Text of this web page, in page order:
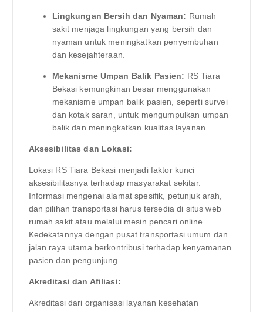
Lingkungan Bersih dan Nyaman: Rumah
sakit menjaga lingkungan yang bersih dan
nyaman untuk meningkatkan penyembuhan
dan kesejahteraan.
Mekanisme Umpan Balik Pasien: RS Tiara
Bekasi kemungkinan besar menggunakan
mekanisme umpan balik pasien, seperti survei
dan kotak saran, untuk mengumpulkan umpan
balik dan meningkatkan kualitas layanan.
Aksesibilitas dan Lokasi:
Lokasi RS Tiara Bekasi menjadi faktor kunci
aksesibilitasnya terhadap masyarakat sekitar.
Informasi mengenai alamat spesifik, petunjuk arah,
dan pilihan transportasi harus tersedia di situs web
rumah sakit atau melalui mesin pencari online.
Kedekatannya dengan pusat transportasi umum dan
jalan raya utama berkontribusi terhadap kenyamanan
pasien dan pengunjung.
Akreditasi dan Afiliasi:
Akreditasi dari organisasi layanan kesehatan